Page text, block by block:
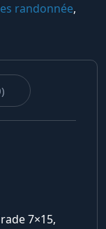
randonnée,
7×15,